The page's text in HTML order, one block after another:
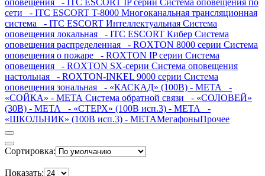
оповещения - ITC ESCORT IP серии Система оповещения по
сети - ITC ESCORT T-8000 Многоканальная трансляционная
система - ITC ESCORT Интеллектуальная Система
оповещения локальная - ITC ESCORT Кибер Система
оповещения распределенная - ROXTON 8000 серии Система
оповещения о пожаре - ROXTON IP серии Система
оповещения - ROXTON SX-серии Система оповещения
настольная - ROXTON-INKEL 9000 серии Система
оповещения зональная - «КАСКАД» (100В) - МЕТА
-
«СОЙКА» - МЕТА Система обратной связи - «СОЛОВЕЙ»
(30В) - МЕТА
- «СТЕРХ» (100В исп.3) - МЕТА
-
«ШКОЛЬНИК» (100В исп.3) - МЕТАМегафоныПрочее
Сортировка:
Показать: